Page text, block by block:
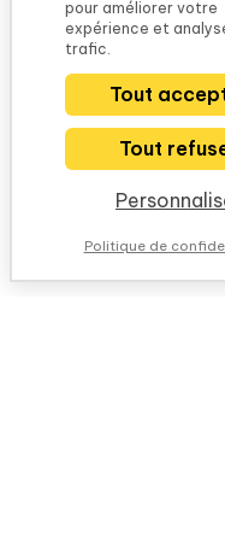
pour améliorer votre
expérience et
trafic.
Tout
Tout
Politique de